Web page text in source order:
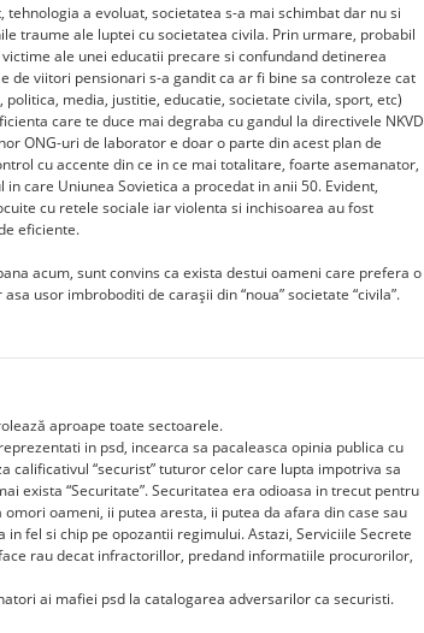
a evoluat, societatea s-a mai schimbat dar nu si
traume ale luptei cu societatea civila. Prin urmare, probabil
ale unei educatii precare si confundand detinerea
de viitori pensionari s-a gandit ca ar fi bine sa controleze cat
media, justitie, educatie, societate civila, sport, etc)
care te duce mai degraba cu gandul la directivele NKVD
ONG-uri de laborator e doar o parte din acest plan de
cu accente din ce in ce mai totalitare, foarte asemanator,
care Uniunea Sovietica a procedat in anii 50. Evident,
cu retele sociale iar violenta si inchisoarea au fost
eficiente.
acum, sunt convins ca exista destui oameni care prefera o
usor imbroboditi de carașii din “noua” societate “civila”.
aproape toate sectoarele.
in psd, incearca sa pacaleasca opinia publica cu
calificativul “securist” tuturor celor care lupta impotriva sa
exista “Securitate”. Securitatea era odioasa in trecut pentru
oameni, ii putea aresta, ii putea da afara din case sau
in fel si chip pe opozantii regimului. Astazi, Serviciile Secrete
rau decat infractorillor, predand informatiile procurorilor,
ai mafiei psd la catalogarea adversarilor ca securisti.